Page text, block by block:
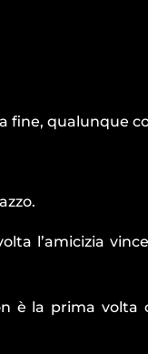
fine, qualunque
l’amicizia
è la prima volta